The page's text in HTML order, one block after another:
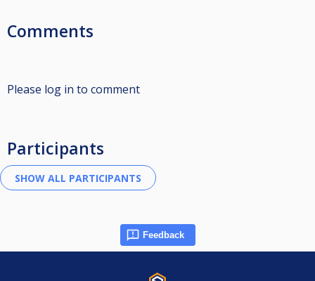
Comments
Please log in to comment
Participants
Feedback